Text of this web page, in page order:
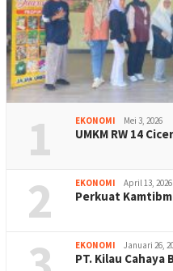
1 EKONOMI Mei 3, 2026
UMKM RW 14
2 EKONOMI April 13, 2026
Perkuat
EKONOMI Januari 26,
PT. Kilau